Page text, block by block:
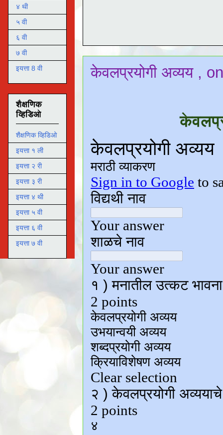
केवलप्रयोगी अव्यय ,
४ थी
५ वी
६ वी
७ वी
इयत्ता 8 वी
शैक्षणिक
व्हिडिओ
शैक्षणिक व्हिडिओ
इयत्ता १ ली
इयत्ता २ री
इयत्ता ३ री
इयत्ता ४ थी
इयत्ता ५ वी
इयत्ता ६ वी
इयत्ता ७ वी